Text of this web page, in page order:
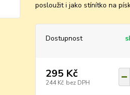
posloužit i jako stínítko na
Dostupnost
295 Kč
244 Kč bez DPH